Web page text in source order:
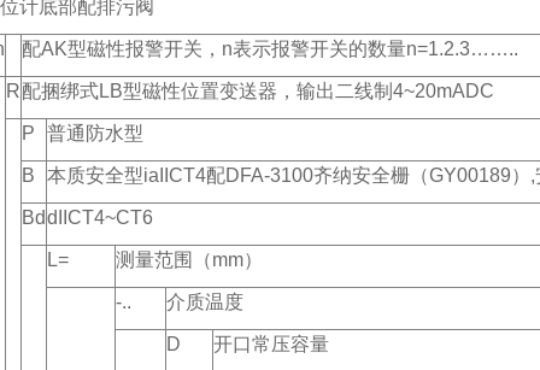
计底部配排污阀
配AK型磁性报警开关， n表示报警开关的数量n=1.2.3……..
R配捆绑式LB型磁性位置变送器，输出二线制 4~20mADC
P 普通防水型
B 本质安全型iaIICT4配DFA-3100齐纳安全栅（GY00189） ,
BddIICT4~CT6
L= 测量范围（mm）
-.. 介质温度
D 开口常压容量